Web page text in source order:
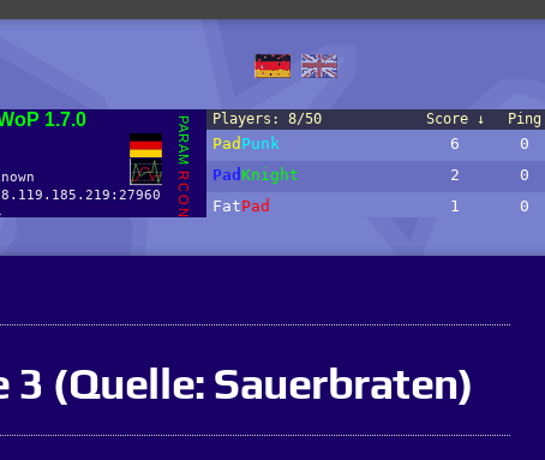
3 (Quelle: Sauerbraten)